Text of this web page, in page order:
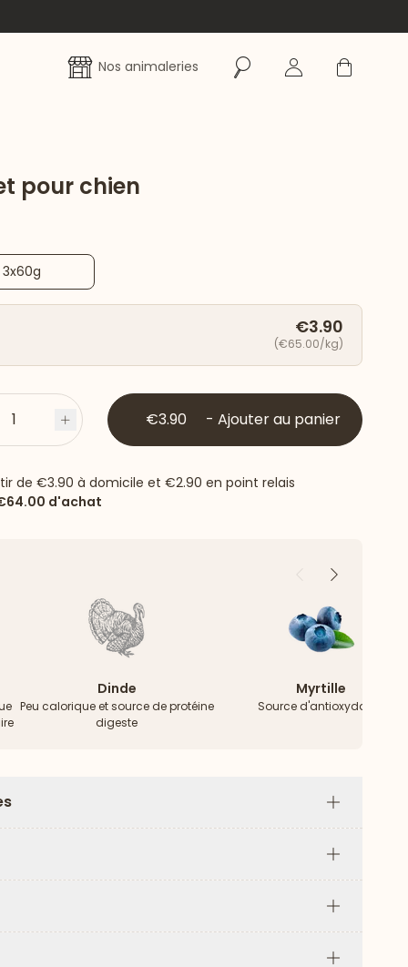
Nos animaleries RechercherSe connecter
Panier
pour chien
3x60g
€3.90
(€65.00/kg)
1 Plus €3.90 - Ajouter au panier
de €3.90 à domicile et €2.90 en point relais
d'achat
PrécédentSuivant
Dinde
Peu calorique et source de protéine
digeste
Myrtille
Source d'antioxydants
Plus
Plus
Plus